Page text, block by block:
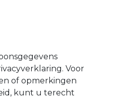
Voor
of opmerkingen
kunt u terecht